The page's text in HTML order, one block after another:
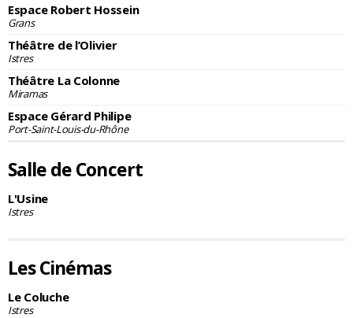
Espace Robert Hossein
Grans
Théâtre de l’Olivier
Istres
Théâtre La Colonne
Miramas
Espace Gérard Philipe
Port-Saint-Louis-du-Rhône
Salle de Concert
L'Usine
Istres
Les Cinémas
Le Coluche
Istres